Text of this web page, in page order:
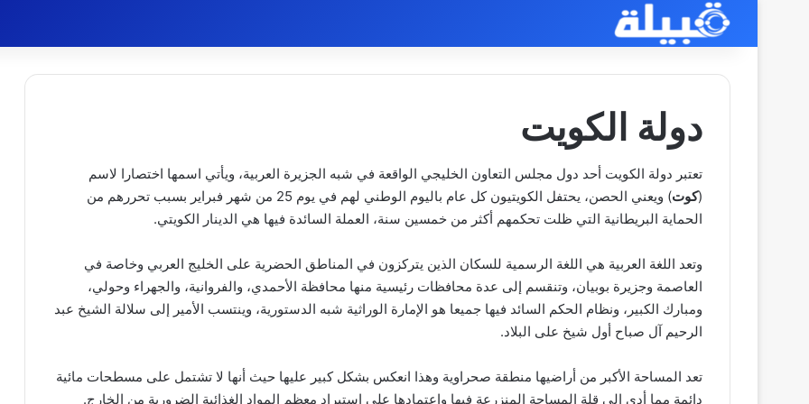
دولة الكويت
تعتبر دولة الكويت أحد دول مجلس التعاون الخليجي الواقعة في شبه الجزيرة العربية، ويأتي اسمها اختصارا لاسم
(كوت
) ويعني الحصن، يحتفل الكويتيون كل عام باليوم الوطني لهم في يوم 25 من شهر فبراير بسبب تحررهم من
الحماية البريطانية التي ظلت تحكمهم أكثر من خمسين سنة، العملة السائدة فيها هي الدينار الكويتي.
وتعد اللغة العربية هي اللغة الرسمية للسكان الذين يتركزون في المناطق الحضرية على الخليج العربي وخاصة في
العاصمة وجزيرة بوبيان، وتنقسم إلى عدة محافظات رئيسية منها محافظة الأحمدي، والفروانية، والجهراء وحولي،
ومبارك الكبير، ونظام الحكم السائد فيها جميعا هو الإمارة الوراثية شبه الدستورية، وينتسب الأمير إلى سلالة الشيخ عبد
الرحيم آل صباح أول شيخ على البلاد.
تعد المساحة الأكبر من أراضيها منطقة صحراوية وهذا انعكس بشكل كبير عليها حيث أنها لا تشتمل على مسطحات مائية
دائمة مما أدى إلى قلة المساحة المنزرعة فيها واعتمادها على استيراد معظم المواد الغذائية الضرورية من الخارج.